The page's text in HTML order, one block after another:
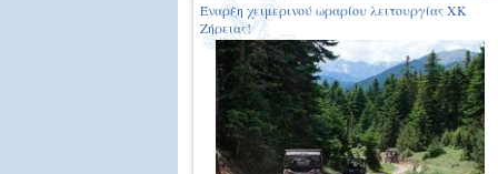
Έναρξη χειμερινού ωραρίου λειτουργίας ΧΚ
Ζήρειας!